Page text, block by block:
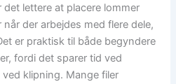
lettere at placere lommer
der arbejdes med flere dele,
er praktisk til både begyndere
fordi det sparer tid ved
klipning. Mange filer